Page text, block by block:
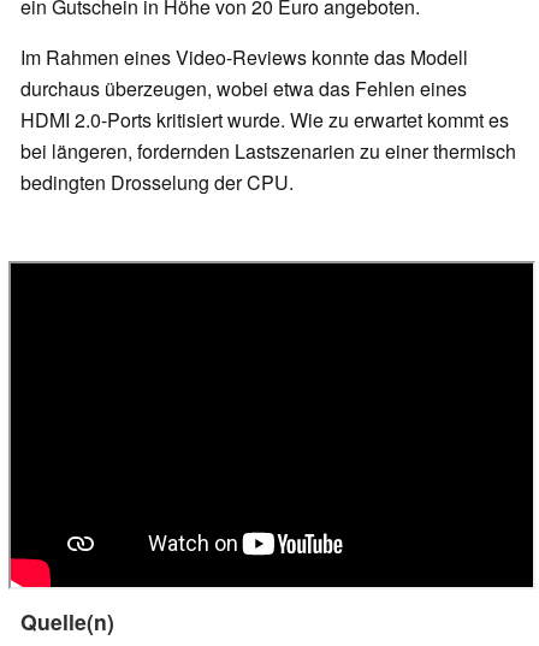
ein Gutschein in Höhe von 20 Euro angeboten.
Im Rahmen eines Video-Reviews konnte das Modell
durchaus überzeugen, wobei etwa das Fehlen eines
HDMI 2.0-Ports kritisiert wurde. Wie zu erwartet kommt es
bei längeren, fordernden Lastszenarien zu einer thermisch
bedingten Drosselung der CPU.
Quelle(n)